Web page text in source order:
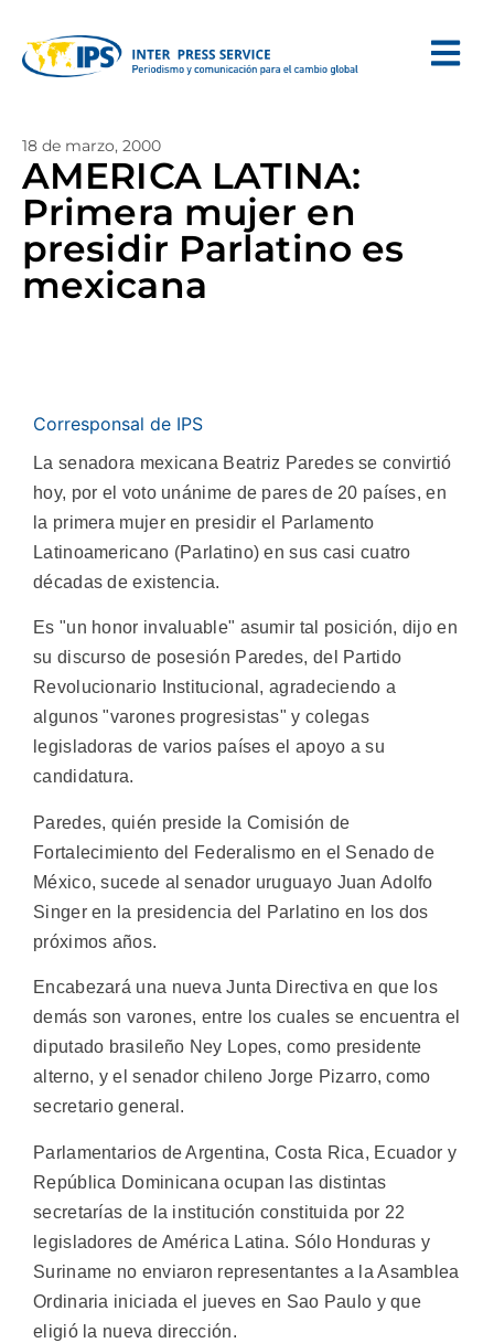
18 de marzo, 2000
AMERICA LATINA:
Primera mujer en
presidir Parlatino es
mexicana
Corresponsal de IPS
La senadora mexicana Beatriz Paredes se convirtió
hoy, por el voto unánime de pares de 20 países, en
la primera mujer en presidir el Parlamento
Latinoamericano (Parlatino) en sus casi cuatro
décadas de existencia.
Es "un honor invaluable" asumir tal posición, dijo en
su discurso de posesión Paredes, del Partido
Revolucionario Institucional, agradeciendo a
algunos "varones progresistas" y colegas
legisladoras de varios países el apoyo a su
candidatura.
Paredes, quién preside la Comisión de
Fortalecimiento del Federalismo en el Senado de
México, sucede al senador uruguayo Juan Adolfo
Singer en la presidencia del Parlatino en los dos
próximos años.
Encabezará una nueva Junta Directiva en que los
demás son varones, entre los cuales se encuentra el
diputado brasileño Ney Lopes, como presidente
alterno, y el senador chileno Jorge Pizarro, como
secretario general.
Parlamentarios de Argentina, Costa Rica, Ecuador y
República Dominicana ocupan las distintas
secretarías de la institución constituida por 22
legisladores de América Latina. Sólo Honduras y
Suriname no enviaron representantes a la Asamblea
Ordinaria iniciada el jueves en Sao Paulo y que
eligió la nueva dirección.